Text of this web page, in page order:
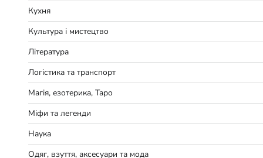
Кухня
Культура і мистецтво
Література
Логістика та транспорт
Магія, езотерика, Таро
Міфи та легенди
Наука
Одяг, взуття, аксесуари та мода